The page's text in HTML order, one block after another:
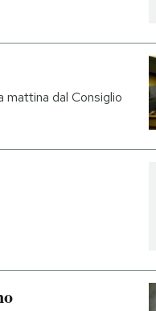
mattina dal Consiglio